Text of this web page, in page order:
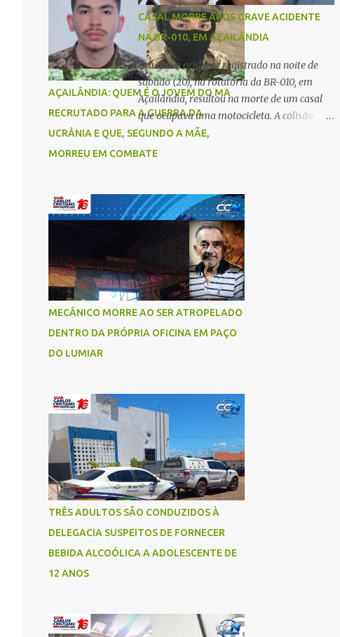
AÇAILÂNDIA: QUEM É O JOVEM DO MA
RECRUTADO PARA A GUERRA DA
UCRÂNIA E QUE, SEGUNDO A MÃE,
MORREU EM COMBATE
MECÂNICO MORRE AO SER ATROPELADO
DENTRO DA PRÓPRIA OFICINA EM PAÇO
DO LUMIAR
TRÊS ADULTOS SÃO CONDUZIDOS À
DELEGACIA SUSPEITOS DE FORNECER
BEBIDA ALCOÓLICA A ADOLESCENTE DE
12 ANOS
não resistiu aos ferimentos e veio a óbito
ainda no local. As vítimas foram
identificadas como Carmem Rejane e
Ronaldo de Jesus. Equipes de socorro foram
acionadas, mas nada puderam fazer além
de constatar os óbitos. A Polícia Rodoviária
Federal (PRF) esteve no local para controlar
o tráfego e coletar informações que devem
CASAL MORRE APÓS GRAVE ACIDENTE
NA BR-010, EM AÇAILÂNDIA
Um grave acidente registrado na noite de
sábado (20), na rotatória da BR-010, em
Açailândia, resultou na morte de um casal
que ocupava uma motocicleta. A colisão
envolveu uma moto e um carro. De acordo
com as primeiras informações, o condutor
A passageira da moto chegou a ser
socorrida com vida e encaminhada para
atendimento médico, mas infelizmente não
resistiu aos ferimentos e veio a óbito. Uma
das vítimas foi identificada como Gleiciane,
moradora do bairro Jacu. Até o momento, o
condutor da motocicleta foi identificado
como Julimar Lucena, iria fazer 37 anos no
próximo dia 28 de junho. De acordo com
discussão, o condutor da motocicleta teria
invadido a contramão e colidido
frontalmente com um carro. As
circunstâncias do acidente deverão ser
apuradas pelas autoridades competentes. ...